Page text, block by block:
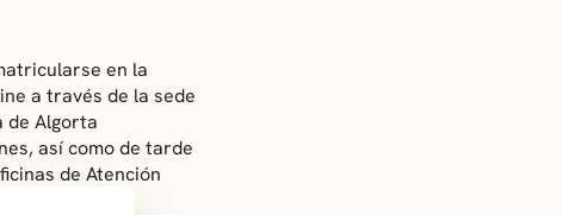
en la
a través de la sede
de Algorta
así como de tarde
de Atención